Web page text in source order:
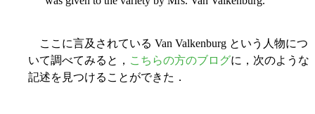
ここに言及されている Van Valkenburg という人物につ
いて調べてみると， こちらの方のブログに，次のような
記述を見つけることができた．